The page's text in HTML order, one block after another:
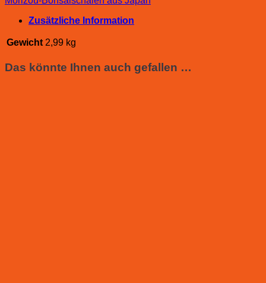
Zusätzliche Information
Gewicht 2,99 kg
Das könnte Ihnen auch gefallen …